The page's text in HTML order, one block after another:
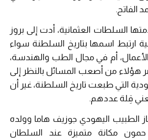
الفاتح.
السلطات العثمانية، أدت إلى بروز
ارتبط اسمها بتاريخ السلطنة سواء
أم في مجال الطب والهندسة،
هؤلاء من أصعب المسائل بالنظر إلى
التي طبعت تاريخ السلطنة، غير أن
قِلة عددهم.
الطبيب اليهودي جوزيف هاما وولده
مكانة متميزة عند السلطان